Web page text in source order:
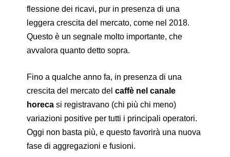
flessione dei ricavi, pur in presenza di una
leggera crescita del mercato, come nel 2018.
Questo è un segnale molto importante, che
avvalora quanto detto sopra.
Fino a qualche anno fa, in presenza di una
crescita del mercato delcaffè nel canale
horeca si registravano (chi più chi meno)
variazioni positive per tutti i principali operatori.
Oggi non basta più, e questo favorirà una nuova
fase di aggregazioni e fusioni.